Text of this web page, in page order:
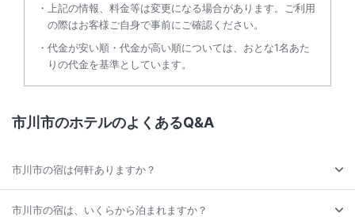
上記の情報、料金等は変更になる場合があります。ご利用
の際はお客様ご自身で事前にご確認ください。
代金が安い順・代金が高い順については、おとな1名あた
りの代金を基準としています。
市川市のホテルのよくあるQ&A
市川市の宿は何軒ありますか？
市川市の宿は、いくらから泊まれますか？